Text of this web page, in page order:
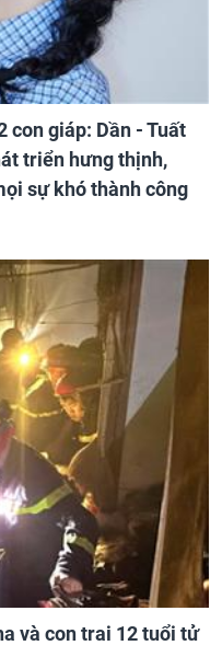
con giáp: Dần - Tuất
triển hưng thịnh,
sự khó thành công
và con trai 12 tuổi tử